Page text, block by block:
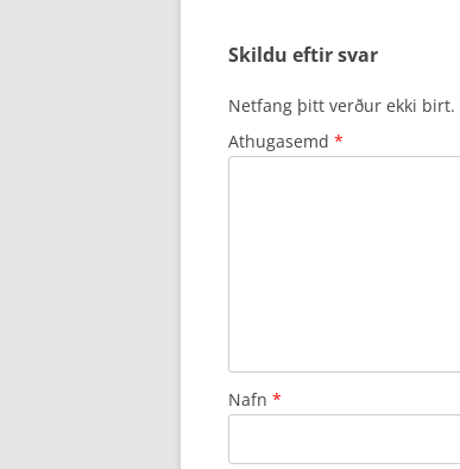
Skildu eftir svar
Netfang þitt verður ekki birt.
Athugasemd *
Nafn *